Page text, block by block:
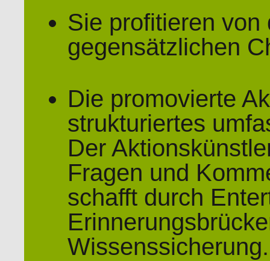
Sie profitieren
gegensätzlichen
Die promovierte
strukturiertes
Der
Fragen und
schafft durch
Wissenssicherung.